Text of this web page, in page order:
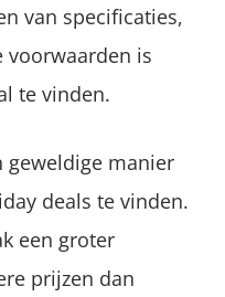
van specificaties,
voorwaarden is
te vinden.
geweldige manier
deals te vinden.
een groter
prijzen dan